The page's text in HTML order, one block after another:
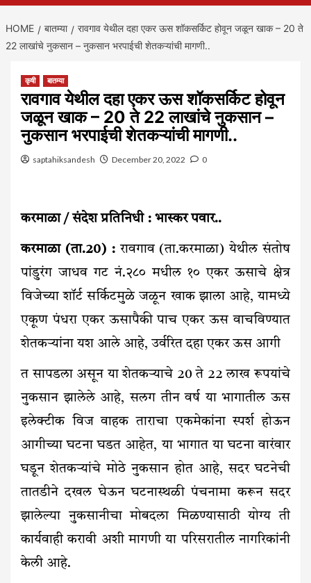
HOME बातम्या
रावगाव येथील दहा एकर ऊस शॉकसर्किट होवून जळून खाक – 20 ते
22 लाखांचे नुकसान – नुकसान भरपाईची शेतकऱ्यांची मागणी..
कृषी बातम्या
रावगाव येथील दहा एकर ऊस शॉकसर्किट होवून
जळून खाक – 20 ते 22 लाखांचे नुकसान –
नुकसान भरपाईची शेतकऱ्यांची मागणी..
saptahiksandesh December 20, 2022 0
करमाळा / संदेश प्रतिनिधी : भास्कर पवार..
करमाळा (ता.20) : रावगाव (ता.करमाळा) येथील संतोष
पांडुरंग जाधव गट नं.२८० मधील १० एकर ऊसाचे क्षेत्र
विजेच्या शॉर्ट सर्किटमुळे जळून खाक झाला आहे, यामध्ये
एकूण पंधरा एकर ऊसापैकी पाच एकर ऊस वाचविण्यात
शेतकऱ्यांना यश आले आहे, उर्वरित दहा एकर ऊस आगी
त सापडला असून या शेतकऱ्याचे 20 ते 22 लाख रूपयांचे
नुकसान झालेले आहे, सलग तीन वर्ष या भागातील ऊस
इलेक्टीक विज वाहक ताराचा एकमेकांना स्पर्श होऊन
आगीच्या घटना घडत आहेत, या भागात या घटना वारंवार
घडून शेतकऱ्यांचे मोठे नुकसान होत आहे, सदर घटनेची
तातडीने दखल घेऊन घटनास्थळी पंचनामा करून सदर
झालेल्या नुकसानीचा मोबदला मिळण्यासाठी योग्य ती
कार्यवाही करावी अशी मागणी या परिसरातील नागरिकांनी
केली आहे.